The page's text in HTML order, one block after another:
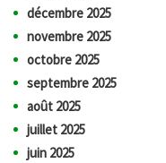
décembre 2025
novembre 2025
octobre 2025
septembre 2025
août 2025
juillet 2025
juin 2025